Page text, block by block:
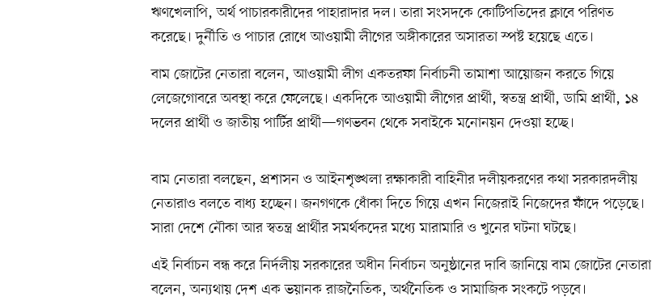
ঋণখেলাপি, অর্থ পাচারকারীদের পাহারাদার দল। তারা সংসদকে কোটিপতিদের ক্লাবে পরিণত
করেছে। দুর্নীতি ও পাচার রোধে আওয়ামী লীগের অঙ্গীকারের অসারতা স্পষ্ট হয়েছে এতে।
বাম জোটের নেতারা বলেন, আওয়ামী লীগ একতরফা নির্বাচনী তামাশা আয়োজন করতে গিয়ে
লেজেগোবরে অবস্থা করে ফেলেছে। একদিকে আওয়ামী লীগের প্রার্থী, স্বতন্ত্র প্রার্থী, ডামি প্রার্থী, ১৪
দলের প্রার্থী ও জাতীয় পার্টির প্রার্থী—গণভবন থেকে সবাইকে মনোনয়ন দেওয়া হচ্ছে।
বাম নেতারা বলছেন, প্রশাসন ও আইনশৃঙ্খলা রক্ষাকারী বাহিনীর দলীয়করণের কথা সরকারদলীয়
নেতারাও বলতে বাধ্য হচ্ছেন। জনগণকে ধোঁকা দিতে গিয়ে এখন নিজেরাই নিজেদের ফাঁদে পড়েছে।
সারা দেশে নৌকা আর স্বতন্ত্র প্রার্থীর সমর্থকদের মধ্যে মারামারি ও খুনের ঘটনা ঘটছে।
এই নির্বাচন বন্ধ করে নির্দলীয় সরকারের অধীন নির্বাচন অনুষ্ঠানের দাবি জানিয়ে বাম জোটের নেতারা
বলেন, অন্যথায় দেশ এক ভয়ানক রাজনৈতিক, অর্থনৈতিক ও সামাজিক সংকটে পড়বে।